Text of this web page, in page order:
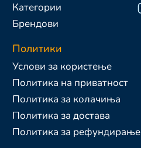
Категории
Брендови
Политики
Услови за користење
Политика на приватност
Политика за колачиња
Политика за достава
Политика за рефундирање